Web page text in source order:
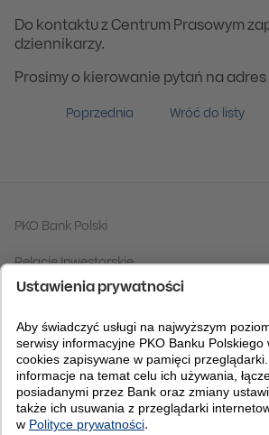
Do kontaktu z Centrum Prasowym
dziennikarzy.
Prosimy o kierowanie pytań na adres
Poprzednia Wróć do listy
PKO Bank Polski
Relacje Inwestorskie
Fundacja PKO Banku Polskiego
Centrum Analiz
Bankomania